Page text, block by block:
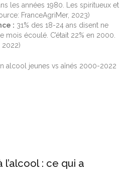
les années 1980. Les spiritueux et
FranceAgriMer, 2023)
: 31% des 18-24 ans disent ne
mois écoulé. C’était 22% en 2000.
2022)
: ce qui a